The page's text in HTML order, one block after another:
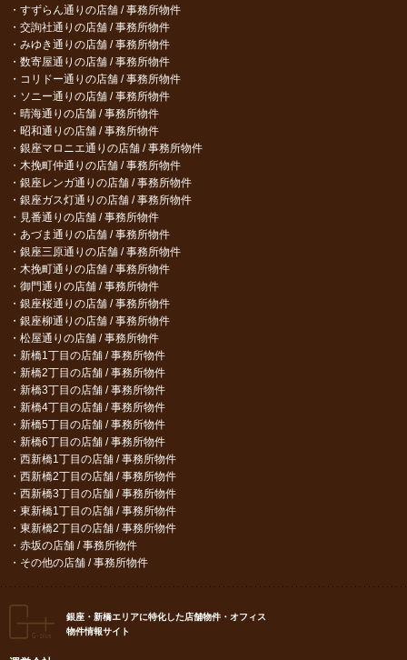
すずらん通りの店舗 / 事務所物件
交詢社通りの店舗 / 事務所物件
みゆき通りの店舗 / 事務所物件
数寄屋通りの店舗 / 事務所物件
コリドー通りの店舗 / 事務所物件
ソニー通りの店舗 / 事務所物件
晴海通りの店舗 / 事務所物件
昭和通りの店舗 / 事務所物件
銀座マロニエ通りの店舗 / 事務所物件
木挽町仲通りの店舗 / 事務所物件
銀座レンガ通りの店舗 / 事務所物件
銀座ガス灯通りの店舗 / 事務所物件
見番通りの店舗 / 事務所物件
あづま通りの店舗 / 事務所物件
銀座三原通りの店舗 / 事務所物件
木挽町通りの店舗 / 事務所物件
御門通りの店舗 / 事務所物件
銀座桜通りの店舗 / 事務所物件
銀座柳通りの店舗 / 事務所物件
松屋通りの店舗 / 事務所物件
新橋1丁目の店舗 / 事務所物件
新橋2丁目の店舗 / 事務所物件
新橋3丁目の店舗 / 事務所物件
新橋4丁目の店舗 / 事務所物件
新橋5丁目の店舗 / 事務所物件
新橋6丁目の店舗 / 事務所物件
西新橋1丁目の店舗 / 事務所物件
西新橋2丁目の店舗 / 事務所物件
西新橋3丁目の店舗 / 事務所物件
東新橋1丁目の店舗 / 事務所物件
東新橋2丁目の店舗 / 事務所物件
赤坂の店舗 / 事務所物件
その他の店舗 / 事務所物件
銀座・新橋エリアに特化した店舗物件・オフィス
物件情報サイト